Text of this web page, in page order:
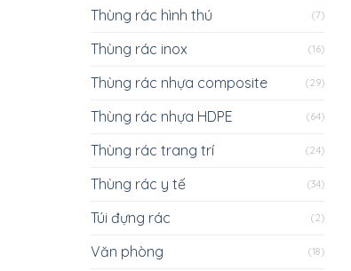
Thùng rác hình thú (7)
Thùng rác inox (16)
Thùng rác nhựa composite (29)
Thùng rác nhựa HDPE (64)
Thùng rác trang trí (24)
Thùng rác y tế (34)
Túi đựng rác (2)
Văn phòng (18)